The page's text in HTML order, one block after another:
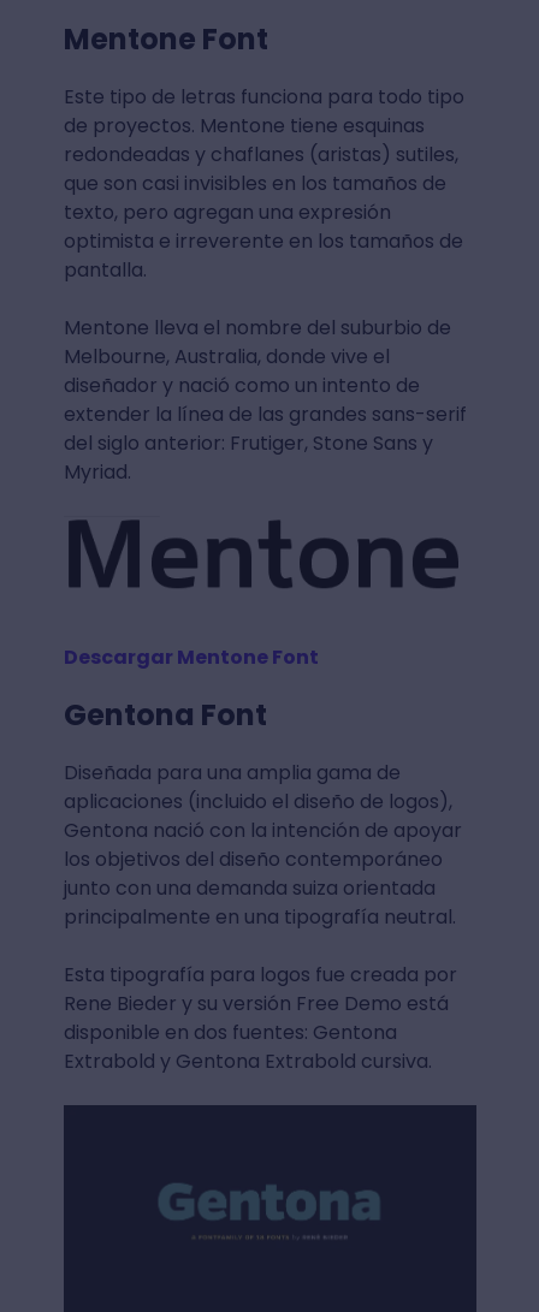
Mentone Font
Este tipo de letras funciona para todo tipo
de proyectos. Mentone tiene esquinas
redondeadas y chaflanes (aristas) sutiles,
que son casi invisibles en los tamaños de
texto, pero agregan una expresión
optimista e irreverente en los tamaños de
pantalla.
Mentone lleva el nombre del suburbio de
Melbourne, Australia, donde vive el
diseñador y nació como un intento de
extender la línea de las grandes sans-serif
del siglo anterior: Frutiger, Stone Sans y
Myriad.
Descargar Mentone Font
Gentona Font
Diseñada para una amplia gama de
aplicaciones (incluido el diseño de logos),
Gentona nació con la intención de apoyar
los objetivos del diseño contemporáneo
junto con una demanda suiza orientada
principalmente en una tipografía neutral.
Esta tipografía para logos fue creada por
Rene Bieder y su versión Free Demo está
disponible en dos fuentes: Gentona
Extrabold y Gentona Extrabold cursiva.